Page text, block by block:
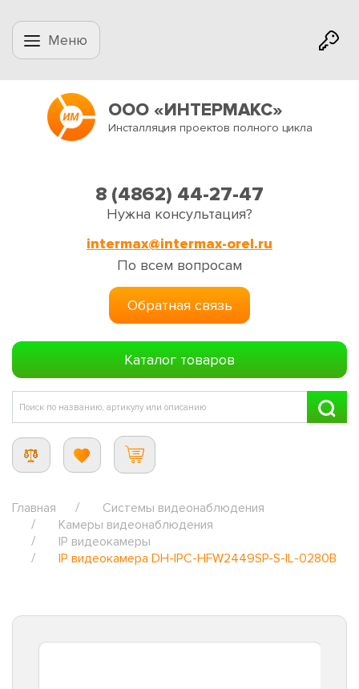
Меню
ООО «ИНТЕРМАКС»
Инсталляция проектов полного цикла
8 (4862) 44-27-47
Нужна консультация?
intermax@intermax-orel.ru
По всем вопросам
Обратная связь
Каталог товаров
Главная
Системы видеонаблюдения
Камеры видеонаблюдения
IP видеокамеры
IP видеокамера DH-IPC-HFW2449SP-S-IL-0280B